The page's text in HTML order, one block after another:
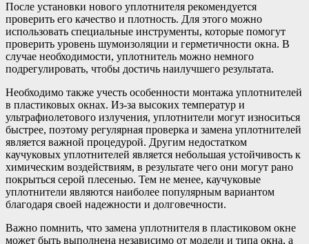
После установки нового уплотнителя рекомендуется
проверить его качество и плотность. Для этого можно
использовать специальные инструменты, которые помогут
проверить уровень шумоизоляции и герметичности окна. В
случае необходимости, уплотнитель можно немного
подрегулировать, чтобы достичь наилучшего результата.
Необходимо также учесть особенности монтажа уплотнителей
в пластиковых окнах. Из-за высоких температур и
ультрафиолетового излучения, уплотнители могут износиться
быстрее, поэтому регулярная проверка и замена уплотнителей
является важной процедурой. Другим недостатком
каучуковых уплотнителей является небольшая устойчивость к
химическим воздействиям, в результате чего они могут рано
покрыться серой плесенью. Тем не менее, каучуковые
уплотнители являются наиболее популярным вариантом
благодаря своей надежности и долговечности.
Важно помнить, что замена уплотнителя в пластиковом окне
может быть выполнена независимо от модели и типа окна, а